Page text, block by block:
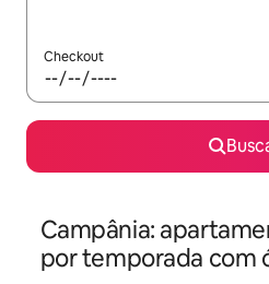
Checkout
Campânia:
por temporada com